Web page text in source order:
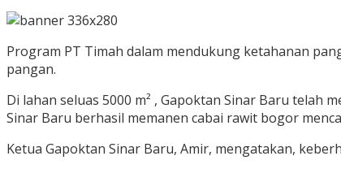
Program PT Timah dalam mendukung ketahanan
pangan.
Di lahan seluas 5000 m² , Gapoktan Sinar Baru telah
Sinar Baru berhasil memanen cabai rawit bogor
Ketua Gapoktan Sinar Baru, Amir, mengatakan,